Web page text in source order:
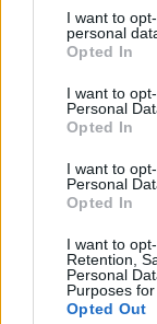
I want to
personal
Opted In
I want to
Personal
Opted In
I want to
Personal
Opted In
I want to
Retention,
Personal
Purposes
Opted Out
képviselői
országgyűlési
források jelentős
csökkentik az
KEDVES
A keresett
Az előfizetés